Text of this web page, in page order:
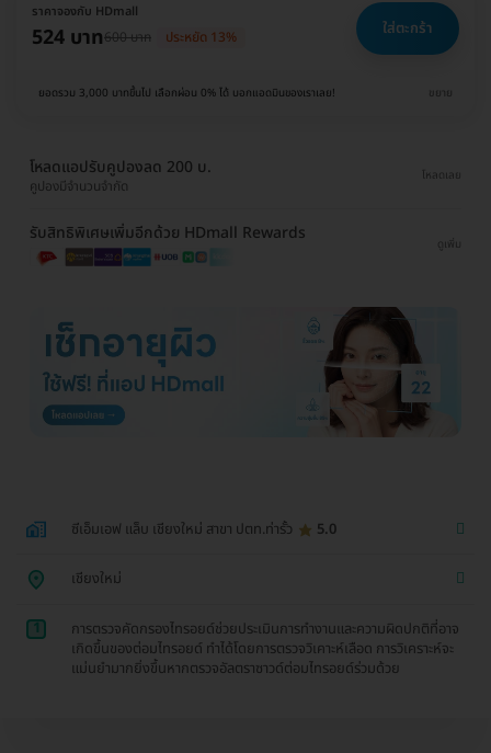
ราคาจองกับ HDmall
524 บาท600 บาท ประหยัด 13% ใส่ตะกร้า
ยอดรวม 3,000 บาทขึ้นไป เลือกผ่อน 0% ได้ บอกแอดมินของเราเลย! ขยาย
โหลดแอปรับคูปองลด 200 บ.
คูปองมีจำนวนจำกัด
โหลดเลย
รับสิทธิพิเศษเพิ่มอีกด้วย HDmall Rewards
ดูเพิ่ม
ซีเอ็มเอฟ แล็บ เชียงใหม่ สาขา ปตท.ท่ารั้ว 5.0
เชียงใหม่
1
การตรวจคัดกรองไทรอยด์ช่วยประเมินการทำงานและความผิดปกติที่อาจ
เกิดขึ้นของต่อมไทรอยด์ ทำได้โดยการตรวจวิเคาะห์เลือด การวิเคราะห์จะ
แม่นยำมากยิ่งขึ้นหากตรวจอัลตราซาวด์ต่อมไทรอยด์ร่วมด้วย